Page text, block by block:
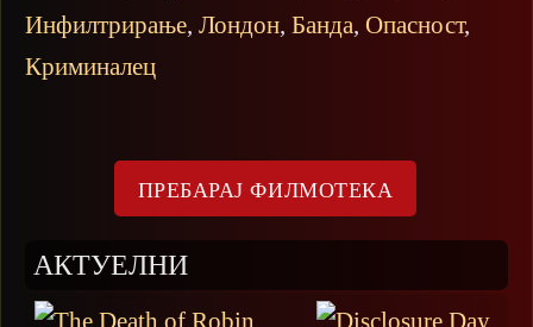
Инфилтрирање, Лондон, Банда, Опасност,
Криминалец
АКТУЕЛНИ